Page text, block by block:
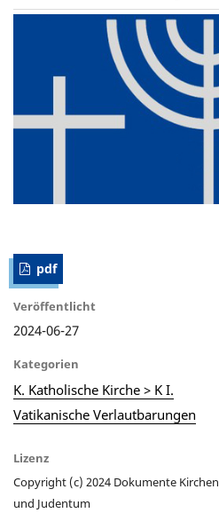
pdf
Veröffentlicht
2024-06-27
Kategorien
K. Katholische Kirche > K I.
Vatikanische Verlautbarungen
Lizenz
Copyright (c) 2024 Dokumente Kirchen
und Judentum